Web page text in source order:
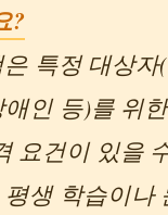
?
특정 대상자
인 등)를 위
요건이 있을
생 학습이나